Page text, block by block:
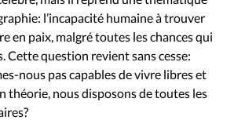
Actualité chrétienne
Actualité
l’incapacité humaine à trouver
en paix, malgré toutes les chances qui
Cette question revient sans cesse:
nous pas capables de vivre libres et
théorie, nous disposons de toutes les